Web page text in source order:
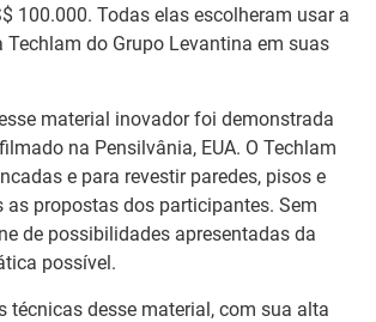
100.000. Todas elas escolheram usar a
Techlam do Grupo Levantina em suas
material inovador foi demonstrada
na Pensilvânia, EUA. O Techlam
e para revestir paredes, pisos e
as propostas dos participantes. Sem
de possibilidades apresentadas da
possível.
técnicas desse material, com sua alta